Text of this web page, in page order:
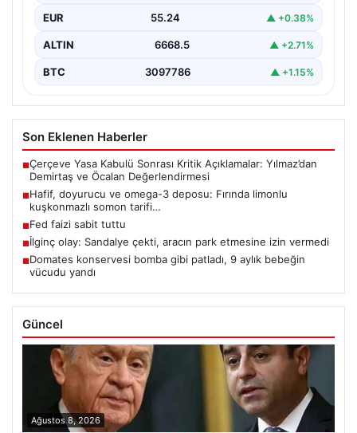
EUR 55.24 ▲ +0.38%
ALTIN 6668.5 ▲ +2.71%
BTC 3097786 ▲ +1.15%
Son Eklenen Haberler
■Çerçeve Yasa Kabulü Sonrası Kritik Açıklamalar: Yılmaz’dan
Demirtaş ve Öcalan Değerlendirmesi
■Hafif, doyurucu ve omega-3 deposu: Fırında limonlu
kuşkonmazlı somon tarifi…
■Fed faizi sabit tuttu
■İlginç olay: Sandalye çekti, aracın park etmesine izin vermedi
■Domates konservesi bomba gibi patladı, 9 aylık bebeğin
vücudu yandı
Güncel
Ağustos 8, 2026